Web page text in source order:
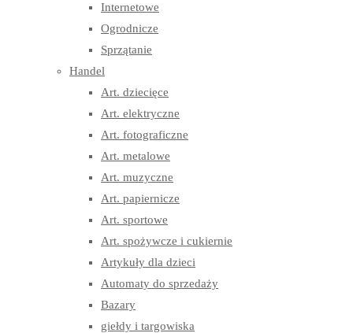
Internetowe
Ogrodnicze
Sprzątanie
Handel
Art. dziecięce
Art. elektryczne
Art. fotograficzne
Art. metalowe
Art. muzyczne
Art. papiernicze
Art. sportowe
Art. spożywcze i cukiernie
Artykuły dla dzieci
Automaty do sprzedaży
Bazary
giełdy i targowiska